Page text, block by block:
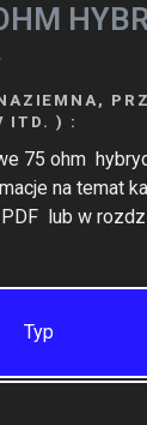
ITD. ) :
75 ohm
na temat
lub w
Typ